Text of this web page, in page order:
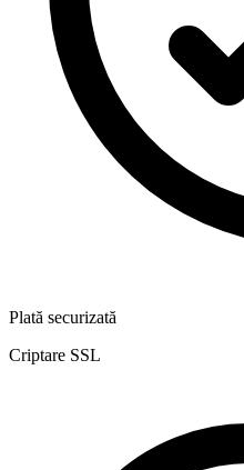
Plată securizată
Criptare SSL